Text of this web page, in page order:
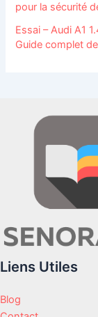
pour la sécurité
Essai – Audi A1
Guide complet
Liens Utiles
Blog